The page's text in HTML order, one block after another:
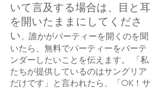
いて言及する場合は、目と耳
を開いたままにしてくださ
い。 誰かがパーティーを開くのを聞
いたら、無料でパーティーをバーテ
ンダーしたいことを伝えます。 「私
たちが提供しているのはサングリア
だけです」と言われたら、「OK！サ